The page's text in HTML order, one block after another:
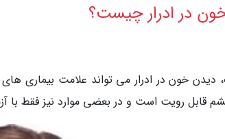
در ادرار چیست؟
دیدن خون در ادرار می تواند علامت بیماری
قابل رویت است و در بعضی موارد نیز فقط